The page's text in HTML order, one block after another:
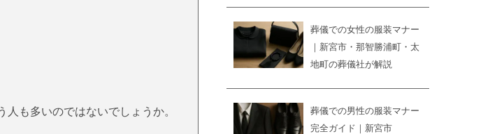
も多いのではないでしょうか。
葬儀での女性の服装マナー
｜新宮市・那智勝浦町・太
地町の葬儀社が解説
葬儀での男性の服装マナー
完全ガイド｜新宮市